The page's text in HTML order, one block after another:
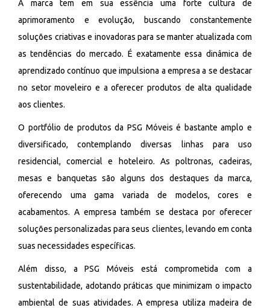
A marca tem em sua essência uma forte cultura de
aprimoramento e evolução, buscando constantemente
soluções criativas e inovadoras para se manter atualizada com
as tendências do mercado. É exatamente essa dinâmica de
aprendizado contínuo que impulsiona a empresa a se destacar
no setor moveleiro e a oferecer produtos de alta qualidade
aos clientes.
O portfólio de produtos da PSG Móveis é bastante amplo e
diversificado, contemplando diversas linhas para uso
residencial, comercial e hoteleiro. As poltronas, cadeiras,
mesas e banquetas são alguns dos destaques da marca,
oferecendo uma gama variada de modelos, cores e
acabamentos. A empresa também se destaca por oferecer
soluções personalizadas para seus clientes, levando em conta
suas necessidades específicas.
Além disso, a PSG Móveis está comprometida com a
sustentabilidade, adotando práticas que minimizam o impacto
ambiental de suas atividades. A empresa utiliza madeira de